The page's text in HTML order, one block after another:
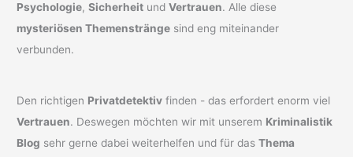
Psychologie,Sicherheit undVertrauen. Alle diese
mysteriösen Themenstränge sind eng miteinander
verbunden.
Den richtigen Privatdetektiv finden - das erfordert enorm viel
Vertrauen. Deswegen möchten wir mit unserem Kriminalistik
Blog sehr gerne dabei weiterhelfen und für dasThema